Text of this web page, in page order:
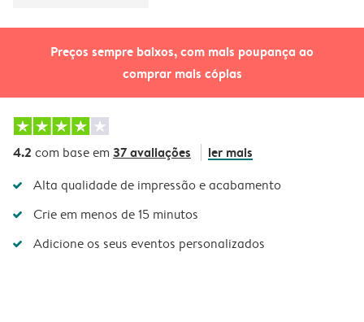
Preços sempre baixos, com mais poupança ao
comprar mais cópias
4.2 com base em 37 avaliações ler mais
Alta qualidade de impressão e acabamento
Crie em menos de 15 minutos
Adicione os seus eventos personalizados